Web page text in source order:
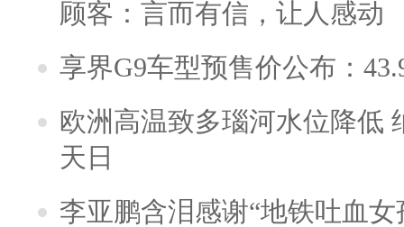
顾客：言而有信，让人感动
享界G9车型预售价公布：
欧洲高温致多瑙河水位降低
天日
李亚鹏含泪感谢“地铁吐血